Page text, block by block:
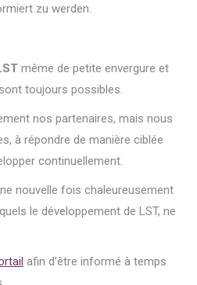
zu werden.
même de petite envergure et
toujours possibles.
nos partenaires, mais nous
à répondre de manière ciblée
continuellement.
nouvelle fois chaleureusement
le développement de LST, ne
afin d’être informé à temps